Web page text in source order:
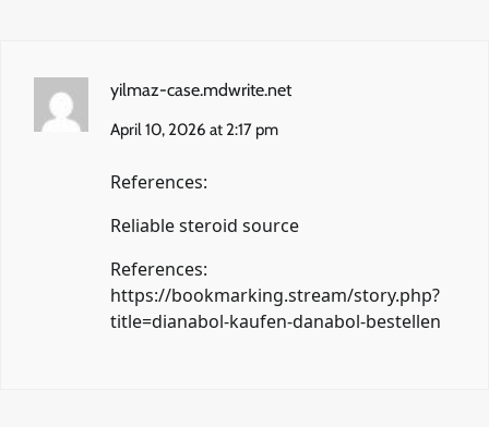
yilmaz-case.mdwrite.net
April 10, 2026 at 2:17 pm
References:
Reliable steroid source
References:
https://bookmarking.stream/story.php?
title=dianabol-kaufen-danabol-bestellen